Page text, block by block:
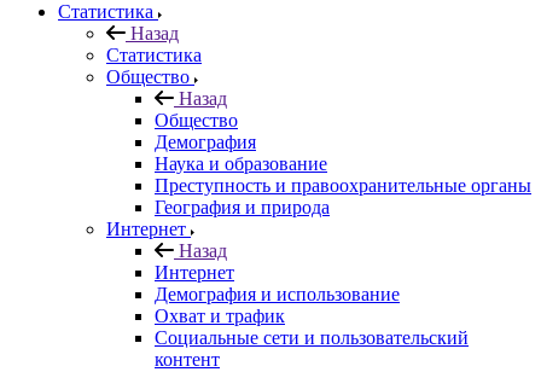
Статистика
Назад
Статистика
Общество
Назад
Общество
Демография
Наука и образование
Преступность и правоохранительные органы
География и природа
Интернет
Назад
Интернет
Демография и использование
Охват и трафик
Социальные сети и пользовательский
контент